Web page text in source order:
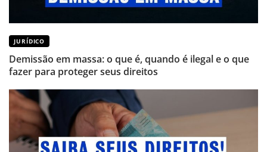
JURÍDICO
Demissão em massa: o que é, quando é ilegal e o que
fazer para proteger seus direitos